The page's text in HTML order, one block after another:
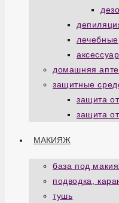
лечебные
домашняя
защитные
защита
защита
МАКИЯЖ
база под
подводка,
тушь